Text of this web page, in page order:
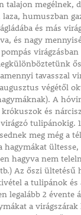
talajon megélnek,
laza, humuszban
és más
és nagy
tavasszal
végétől
A
és
tulipánokig.
meg még a
hagymákat
hagyva nem
Az őszi ültetésű
a tulipánok és
legalább 2
a virágszárak